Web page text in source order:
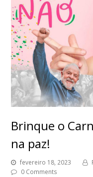
Brinque o
na paz!
fevereiro 18, 2023
0 Comments